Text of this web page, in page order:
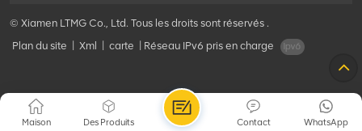
© Xiamen LTMG Co., Ltd. Tous les droits sont réservés .
Plan du site
Xml carte Réseau IPv6 pris en charge
Maison Des Produits WhatsApp
Contact